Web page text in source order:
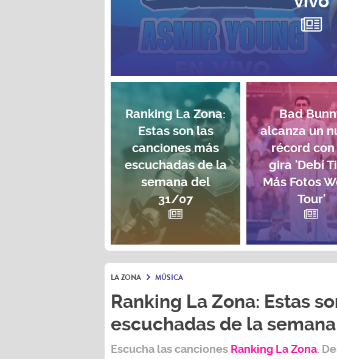
Ranking La Zona:
Estas son las
canciones más
escuchadas de la
semana del
31/07
Bad
alcanza un
récord con
gira 'Debí
Más Fotos
Tour'
LA ZONA MÚSICA
Ranking La Zona: Estas
escuchadas de la
Escucha las canciones Ranking La Zona.